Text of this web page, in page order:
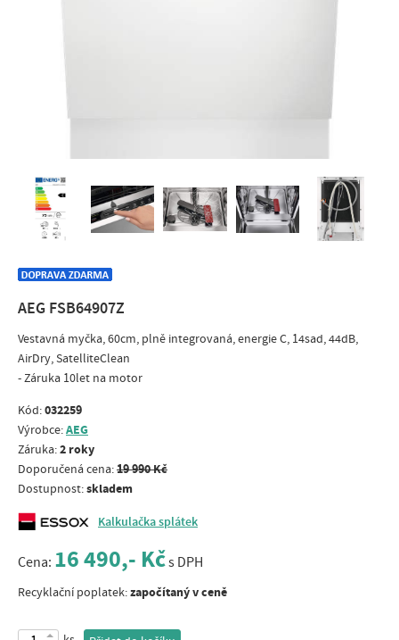
AEG FSB64907Z
Vestavná myčka, 60cm, plně integrovaná, energie C, 14sad, 44dB,
AirDry, SatelliteClean
- Záruka 10let na motor
Kód:032259
Výrobce:AEG
Záruka:2 roky
Doporučená cena:19 990 Kč
Dostupnost:skladem
Kalkulačka splátek
Cena: 16 490,- Kčs DPH
Recyklační poplatek:započítaný v ceně